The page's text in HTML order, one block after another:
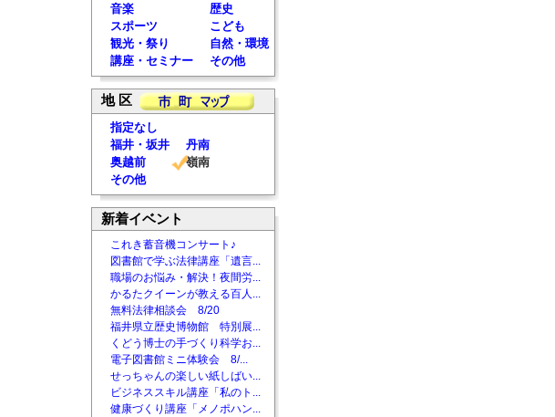
音楽
歴史
スポーツ
こども
観光・祭り
自然・環境
講座・セミナー
その他
地 区
指定なし
福井・坂井
丹南
奥越前
嶺南
その他
新着イベント
これき蓄音機コンサート♪
図書館で学ぶ法律講座「遺言...
職場のお悩み・解決！夜間労...
かるたクイーンが教える百人...
無料法律相談会 8/20
福井県立歴史博物館 特別展...
くどう博士の手づくり科学お...
電子図書館ミニ体験会 8/...
せっちゃんの楽しい紙しばい...
ビジネススキル講座「私のト...
健康づくり講座「メノポハン...